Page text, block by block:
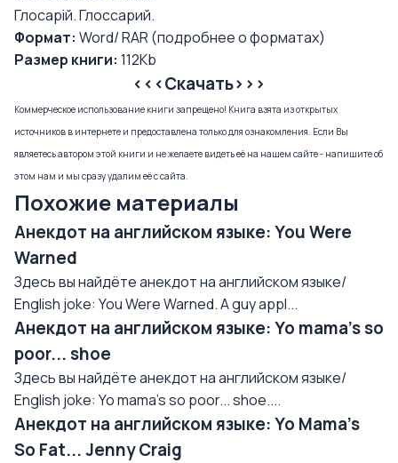
Глосарій. Глоссарий.
Формат: Word/ RAR (подробнее о форматах)
Размер книги: 112Kb
<<<Скачать>>>
Коммерческое использование книги запрещено! Книга взята из открытых
источников в интернете и предоставлена только для ознакомления. Если Вы
являетесь автором этой книги и не желаете видеть её на нашем сайте - напишите об
этом нам и мы сразу удалим её с сайта.
Похожие материалы
Анекдот на английском языке: You Were
Warned
Здесь вы найдёте анекдот на английском языке/
English joke: You Were Warned. A guy appl...
Анекдот на английском языке: Yo mama's so
poor... shoe
Здесь вы найдёте анекдот на английском языке/
English joke: Yo mama's so poor... shoe....
Анекдот на английском языке: Yo Mama's
So Fat... Jenny Craig